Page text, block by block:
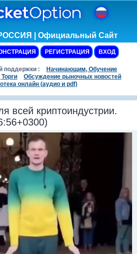
РОССИЯ | Официальный Сайт
РЕГИСТРАЦИЯ ВХОД
поддержки :
Начинающим, Обучение
Обсуждение рыночных новостей
онлайн (аудио и pdf)
всей криптоиндустрии.